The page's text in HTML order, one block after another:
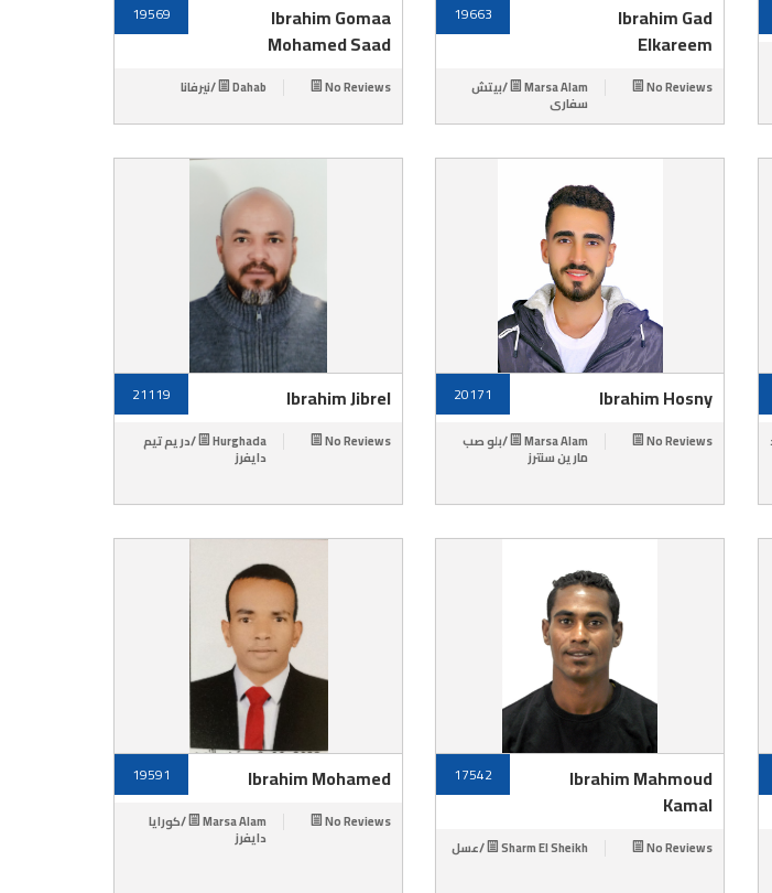
Ibrahim Gad
Elkareem
19663
No Reviews Marsa Alam /بيتش
سفارى
Ibrahim Gomaa
Mohamed Saad
19569
No Reviews Dahab /نيرفانا
Ibrahim Hosny
20171
No Reviews Marsa Alam /بلو صب
مارين سنترز
Ibrahim Jibrel
21119
No Reviews Hurghada /دريم تيم
دايفرز
Ibrahim Mahmoud
Kamal
17542
No Reviews Sharm El Sheikh /عسل
Ibrahim Mohamed
19591
No Reviews Marsa Alam /كورايا
دايفرز